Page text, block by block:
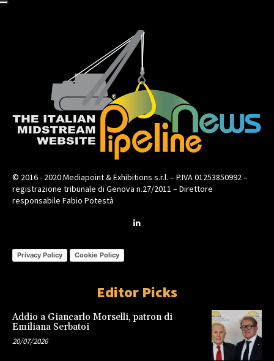
© 2016 - 2020 Mediapoint & Exhibitions s.r.l. – P.IVA 01253850992 –
registrazione tribunale di Genova n.27/2011 – Direttore
responsabile Fabio Potestà
Privacy Policy Cookie Policy
Editor Picks
Addio a Giancarlo Morselli, patron di
Emiliana Serbatoi
20/07/2026